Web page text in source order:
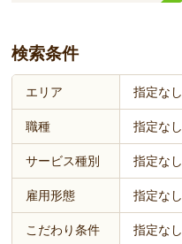
検索条件
エリア 指定なし
職種 指定なし
サービス種別 指定なし
雇用形態 指定なし
こだわり条件 指定なし